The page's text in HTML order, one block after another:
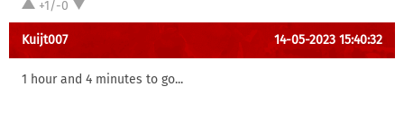
+1/-0
Kuijt007 14-05-2023 15:40:32
1 hour and 4 minutes to go...